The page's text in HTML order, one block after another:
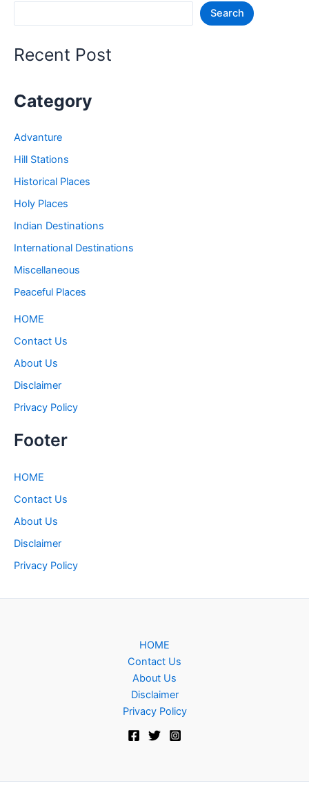
Places
Search
Recent Post
Category
Advanture
Hill Stations
Historical Places
Holy Places
Indian Destinations
International Destinations
Miscellaneous
Peaceful Places
HOME
Contact Us
About Us
Disclaimer
Privacy Policy
Footer
HOME
Contact Us
About Us
Disclaimer
Privacy Policy
HOME
Contact Us
About Us
Disclaimer
Privacy Policy